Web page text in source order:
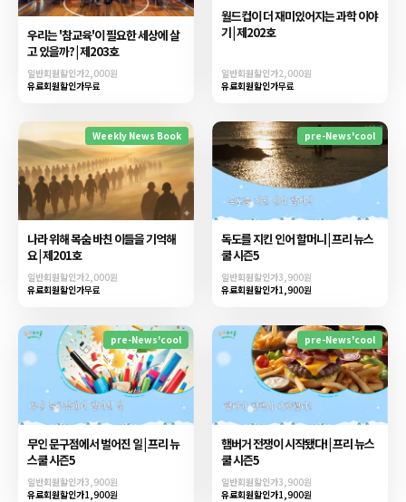
우리는 '참교육'이 필요한 세상에 살
고 있을까? | 제203호
일반회원할인가2,000원
유료회원할인가무료
월드컵이 더 재미있어지는 과학 이야
기 | 제202호
일반회원할인가2,000원
유료회원할인가무료
Weekly News Book
나라 위해 목숨 바친 이들을 기억해
요 | 제201호
일반회원할인가2,000원
유료회원할인가무료
pre-News'cool
독도를 지킨 인어 할머니 | 프리 뉴스
쿨 시즌5
일반회원할인가3,900원
유료회원할인가1,900원
pre-News'cool
무인 문구점에서 벌어진 일 | 프리 뉴
스쿨 시즌5
일반회원할인가3,900원
유료회원할인가1,900원
pre-News'cool
햄버거 전쟁이 시작됐다! | 프리 뉴스
쿨 시즌5
일반회원할인가3,900원
유료회원할인가1,900원